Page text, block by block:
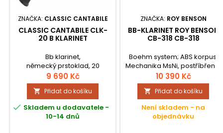
ZNAČKA: CLASSIC CANTABILE
CLASSIC CANTABILE CLK-
20 B KLARINET
Bb klarinet,
německý prstoklad, 20
klapek, 6 prstenů, včetně
kufru. Ebonitové tělo ve stylu
pravého dřeva.
9 690 Kč
 Přidat do košíku
 Skladem u dodavatele -
10-14 dnů
ZNAČKA: ROY BENSON
BB-KLARINET ROY BENSON
CB-318 CB-318
Boehm system; ABS korpus;
Mechanika MsNi, postříbřená;
18 klapek, 6 brýlí, Eb-zvedák;
Hubička, strojek a klobouček-
USA; Mazadlo a protahovací
vytěrák; Lehké pouzdro s
garniturou a popruhem na
záda;
10 390 Kč
 Přidat do košíku
Není skladem - na
objednávku